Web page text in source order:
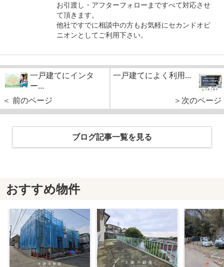
お引渡し・アフターフォローまですべて対応させ
て頂きます。
他社ですでに相談中の方もお気軽にセカンドオピ
ニオンとしてご利用下さい。
一戸建てにインタ
ー...
＜ 前のページ
一戸建てによく利用...
＞次のページ
ブログ記事一覧を見る
おすすめ物件